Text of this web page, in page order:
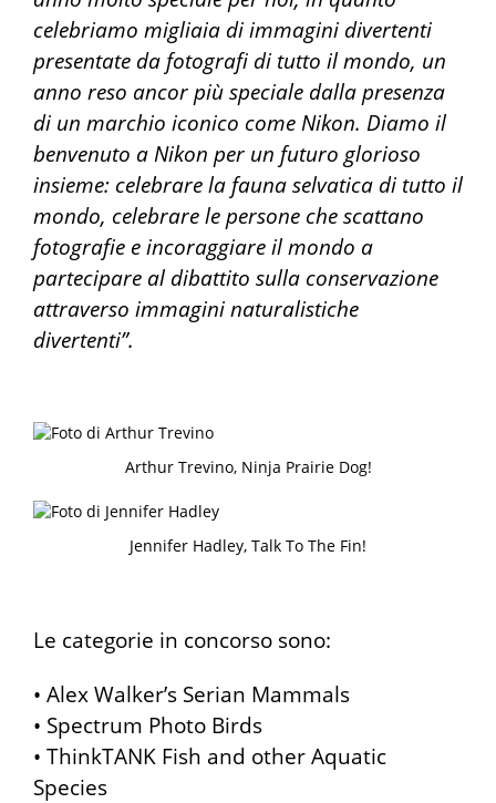
celebriamo migliaia di immagini divertenti
presentate da fotografi di tutto il mondo, un
anno reso ancor più speciale dalla presenza
di un marchio iconico come Nikon. Diamo il
benvenuto a Nikon per un futuro glorioso
insieme: celebrare la fauna selvatica di tutto il
mondo, celebrare le persone che scattano
fotografie e incoraggiare il mondo a
partecipare al dibattito sulla conservazione
attraverso immagini naturalistiche
divertenti”.
Arthur Trevino, Ninja Prairie Dog!
Jennifer Hadley, Talk To The Fin!
Le categorie in concorso sono:
• Alex Walker’s Serian Mammals
• Spectrum Photo Birds
• ThinkTANK Fish and other Aquatic
Species